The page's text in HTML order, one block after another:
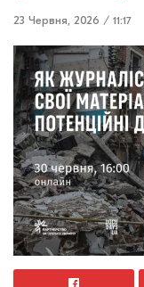
23 Червня, 2026 / 11:17